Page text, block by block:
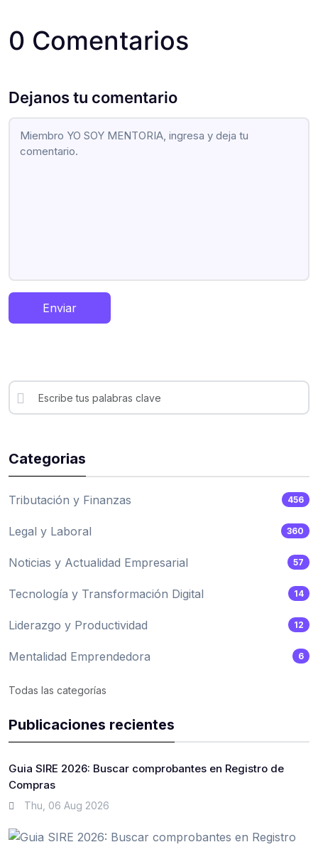
0 Comentarios
Dejanos tu comentario
Enviar
Categorias
Tributación y Finanzas 456
Legal y Laboral 360
Noticias y Actualidad Empresarial 57
Tecnología y Transformación Digital 14
Liderazgo y Productividad 12
Mentalidad Emprendedora 6
Todas las categorías
Publicaciones recientes
Guia SIRE 2026: Buscar comprobantes en Registro de
Compras
Thu, 06 Aug 2026